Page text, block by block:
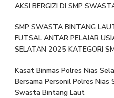
AKSI BERGIZI DI SMP
SMP SWASTA BINTANG
FUTSAL ANTAR PELAJAR
SELATAN 2025 KATEGORI
Kasat Binmas Polres Nias
Bersama Personil Polres Nias
Swasta Bintang Laut